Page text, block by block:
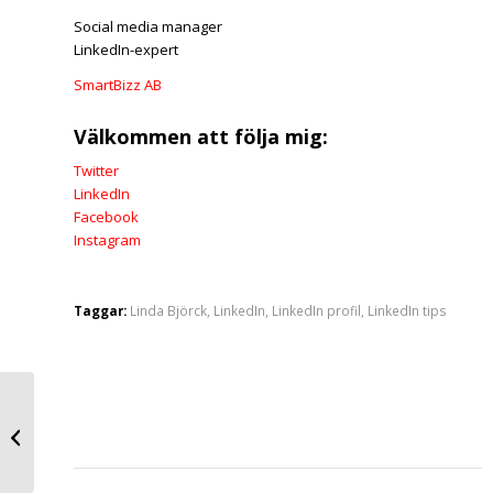
Social media manager
LinkedIn-expert
SmartBizz AB
Välkommen att följa mig:
Twitter
LinkedIn
Facebook
Instagram
Taggar: Linda Björck, LinkedIn, LinkedIn profil, LinkedIn tips